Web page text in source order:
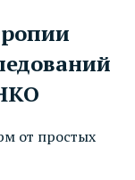
от простых